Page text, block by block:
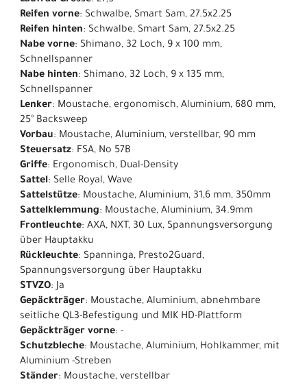
Reifen vorne: Schwalbe, Smart Sam, 27.5x2.25
Reifen hinten: Schwalbe, Smart Sam, 27.5x2.25
Nabe vorne: Shimano, 32 Loch, 9 x 100 mm,
Schnellspanner
Nabe hinten: Shimano, 32 Loch, 9 x 135 mm,
Schnellspanner
Lenker: Moustache, ergonomisch, Aluminium, 680 mm,
25° Backsweep
Vorbau: Moustache, Aluminium, verstellbar, 90 mm
Steuersatz: FSA, No 57B
Griffe: Ergonomisch, Dual-Density
Sattel: Selle Royal, Wave
Sattelstütze: Moustache, Aluminium, 31,6 mm, 350mm
Sattelklemmung: Moustache, Aluminium, 34.9mm
Frontleuchte: AXA, NXT, 30 Lux, Spannungsversorgung
über Hauptakku
Rückleuchte: Spanninga, Presto2Guard,
Spannungsversorgung über Hauptakku
STVZO: Ja
Gepäckträger: Moustache, Aluminium, abnehmbare
seitliche QL3-Befestigung und MIK HD-Plattform
Gepäckträger vorne: -
Schutzbleche: Moustache, Aluminium, Hohlkammer, mit
Aluminium -Streben
Ständer: Moustache, verstellbar